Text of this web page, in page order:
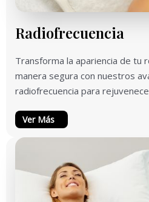
Radiofrecuencia
Transforma la apariencia de tu
manera segura con nuestros
radiofrecuencia para
Ver Más